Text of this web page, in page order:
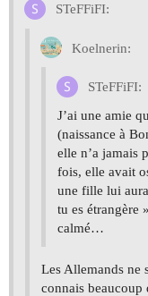
STeFFiFI:
Koelnerin:
STeFFiFI:
J’ai une amie
(naissance à
elle n’a jamais
fois, elle avait
une fille lui
tu es étrangère
calmé…
Les Allemands ne
connais beaucoup